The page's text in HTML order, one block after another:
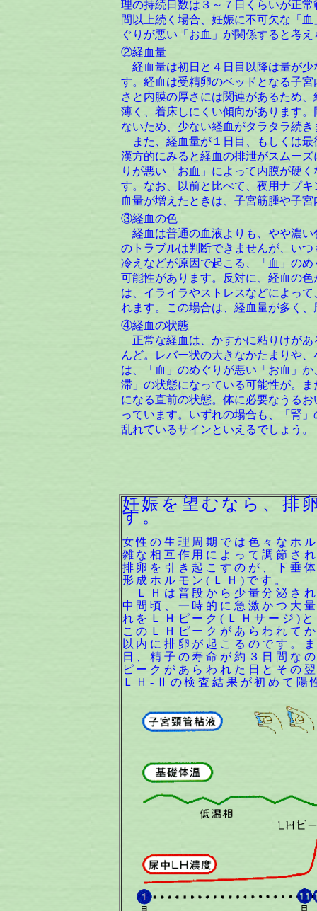
理の持続日数は３～７日くらいが正
間以上続く場合、妊娠に不可欠な「
ぐりが悪い「お血」が関係すると考
②経血量
経血量は初日と４日目以降は量が
す。経血は受精卵のベッドとなる子
さと内膜の厚さには関連があるため
薄く、着床しにくい傾向があります
ないため、少ない経血がタラタラ続き
また、経血量が１日目、もしくは
漢方的にみると経血の排泄がスムー
りが悪い「お血」によって内膜が硬
す。なお、以前と比べて、夜用ナプ
血量が増えたときは、子宮筋腫や子
③経血の色
経血は普通の血液よりも、やや濃
のトラブルは判断できませんが、い
冷えなどが原因で起こる、「血」の
可能性があります。反対に、経血の
は、イライラやストレスなどによっ
れます。この場合は、経血量が多く
④経血の状態
正常な経血は、かすかに粘りけが
んど。レバー状の大きなかたまりや
は、「血」のめぐりが悪い「お血」
滞」の状態になっている可能性が。
になる直前の状態。体に必要なうる
っています。いずれの場合も、「腎
乱れているサインといえるでしょう。
妊娠を望むなら、排
す。
女性の生理周期では色々なホ
雑な相互作用によって調節さ
排卵を引き起こすのが、下垂
形成ホルモン(ＬＨ)です。
ＬＨは普段から少量分泌さ
中間頃、一時的に急激かつ大
れをＬＨピーク(ＬＨサージ)
このＬＨピークがあらわれて
以内に排卵が起こるのです。
日、精子の寿命が約３日間な
ピークがあらわれた日とその
ＬＨ-Ⅱの検査結果が初めて陽